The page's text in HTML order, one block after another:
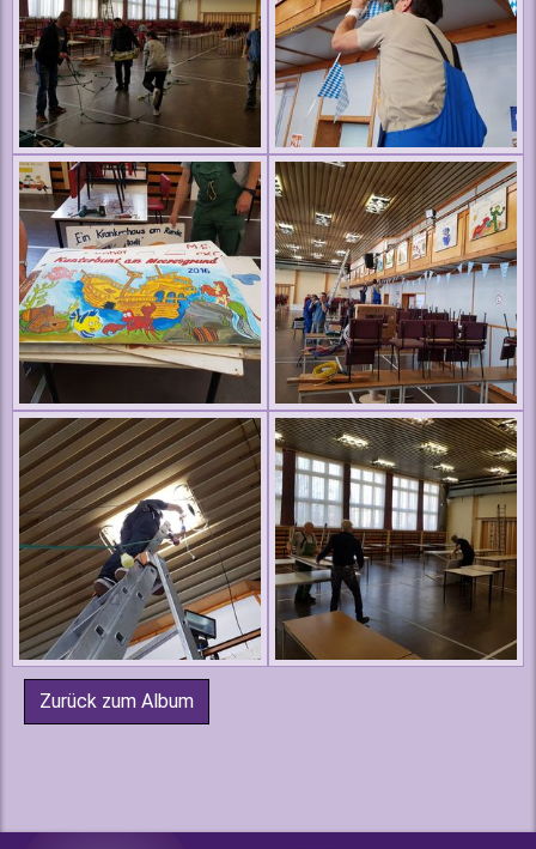
Zurück zum Album